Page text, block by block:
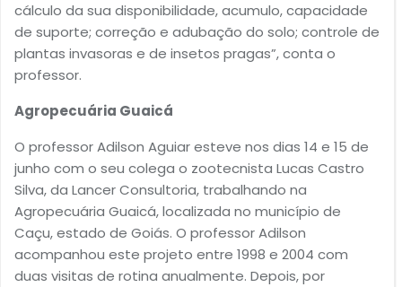
cálculo da sua disponibilidade, acumulo, capacidade
de suporte; correção e adubação do solo; controle de
plantas invasoras e de insetos pragas”, conta o
professor.
Agropecuária Guaicá
O professor Adilson Aguiar esteve nos dias 14 e 15 de
junho com o seu colega o zootecnista Lucas Castro
Silva, da Lancer Consultoria, trabalhando na
Agropecuária Guaicá, localizada no município de
Caçu, estado de Goiás. O professor Adilson
acompanhou este projeto entre 1998 e 2004 com
duas visitas de rotina anualmente. Depois, por